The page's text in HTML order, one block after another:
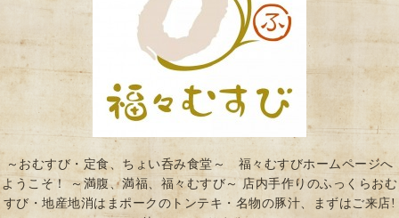
～おむすび・定食、ちょい呑み食堂～ 福々むすびホームページへ
ようこそ！ ～満腹、満福、福々むすび～ 店内手作りのふっくらおむ
すび・地産地消はまポークのトンテキ・名物の豚汁、まずはご来店!